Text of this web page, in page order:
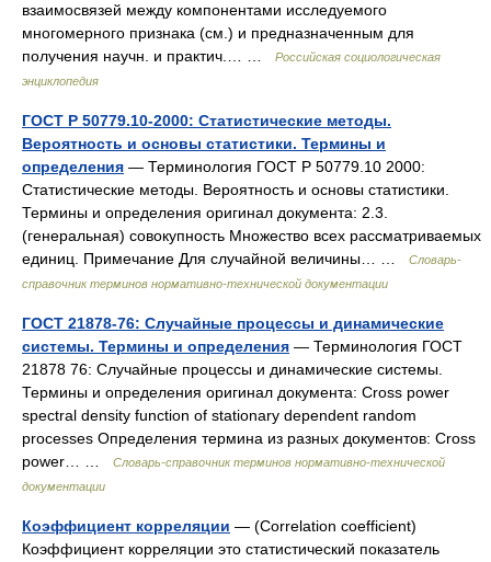
взаимосвязей между компонентами исследуемого
многомерного признака (см.) и предназначенным для
получения научн. и практич.… …
Российская социологическая
энциклопедия
ГОСТ Р 50779.10-2000: Статистические методы.
Вероятность и основы статистики. Термины и
определения — Терминология ГОСТ Р 50779.10 2000:
Статистические методы. Вероятность и основы статистики.
Термины и определения оригинал документа: 2.3.
(генеральная) совокупность Множество всех рассматриваемых
единиц. Примечание Для случайной величины… …
Словарь-
справочник терминов нормативно-технической документации
ГОСТ 21878-76: Случайные процессы и динамические
системы. Термины и определения — Терминология ГОСТ
21878 76: Случайные процессы и динамические системы.
Термины и определения оригинал документа: Cross power
spectral density function of stationary dependent random
processes Определения термина из разных документов: Cross
power… …
Словарь-справочник терминов нормативно-технической
документации
Коэффициент корреляции — (Correlation coefficient)
Коэффициент корреляции это статистический показатель